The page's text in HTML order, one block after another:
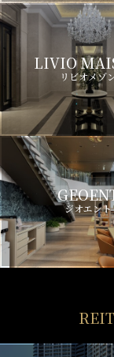
LIVIO
リビオメゾ
ジオエント